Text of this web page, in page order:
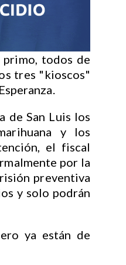
primo, todos de
tres "kioscos"
de San Luis los
y los
el fiscal
por la
preventiva
y solo podrán
ya están de